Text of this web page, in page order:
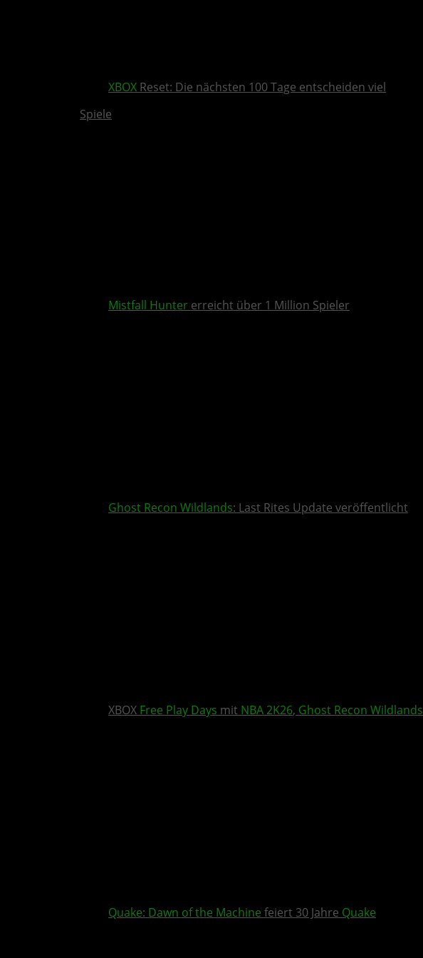
XBOX Reset: Die nächsten 100 Tage entscheiden viel
Spiele
Mistfall Hunter erreicht über 1 Million Spieler
Ghost Recon Wildlands: Last Rites Update veröffentlicht
XBOX Free Play Days mit NBA 2K26, Ghost Recon Wildlands
Quake: Dawn of the Machine feiert 30 Jahre Quake